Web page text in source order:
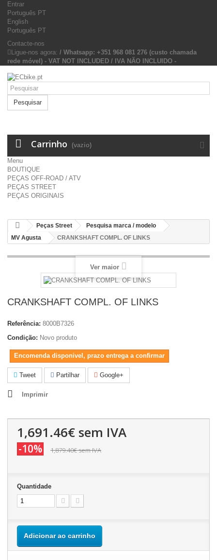
Entrar
Português PT
English
Português PT
Contacte-nos
Ligue-nos agora: / Whatsapp: +351 968 081 276 (custo chamada
rede móvel) - VAT NOT INCLUDED / IVA NÃO INCLUIDO -
Pesquisar
Carrinho (vazio)
Menu
BOUTIQUE
PEÇAS OFF-ROAD / ATV
PEÇAS STREET
PEÇAS ORIGINAIS
Peças Street
Pesquisa marca / modelo
MV Agusta
CRANKSHAFT COMPL. OF LINKS
Ver maior
CRANKSHAFT COMPL. OF LINKS
Referência: 8000B7326
Condição: Novo produto
Encomenda disponivel, prazo entrega a confirmar
Tweet Partilhar Google+
Imprimir
1,691.46€ sem IVA
-10% 1,879.40€sem IVA
Quantidade
Adicionar ao carrinho